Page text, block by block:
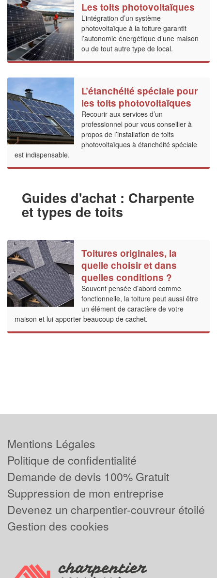
Les toits photovoltaïques
L’intégration d’un système
photovoltaïque à la toiture garantit
l’autonomie énergétique d’une maison
ou de tout autre type de local.
L’étanchéité spéciale pour
les toits photovoltaïques
Recourir aux services d’un
professionnel pour vous conseiller à
propos de l’installation de toits
photovoltaïques à étanchéité spéciale
est indispensable.
Guides d'achat : Charpente
et types de toits
Toitures originales, la
quelle choisir et dans
quelles conditions ?
Souvent pensée d’abord comme
fonctionnelle, la toiture peut aussi être
un élément de caractère de votre
maison et lui apporter beaucoup de cachet.
Mentions Légales
Politique de confidentialité
Demande de devis 100% Gratuit
Suppression de mon entreprise
Devenez un charpentier-couvreur étoilé
Gestion des cookies